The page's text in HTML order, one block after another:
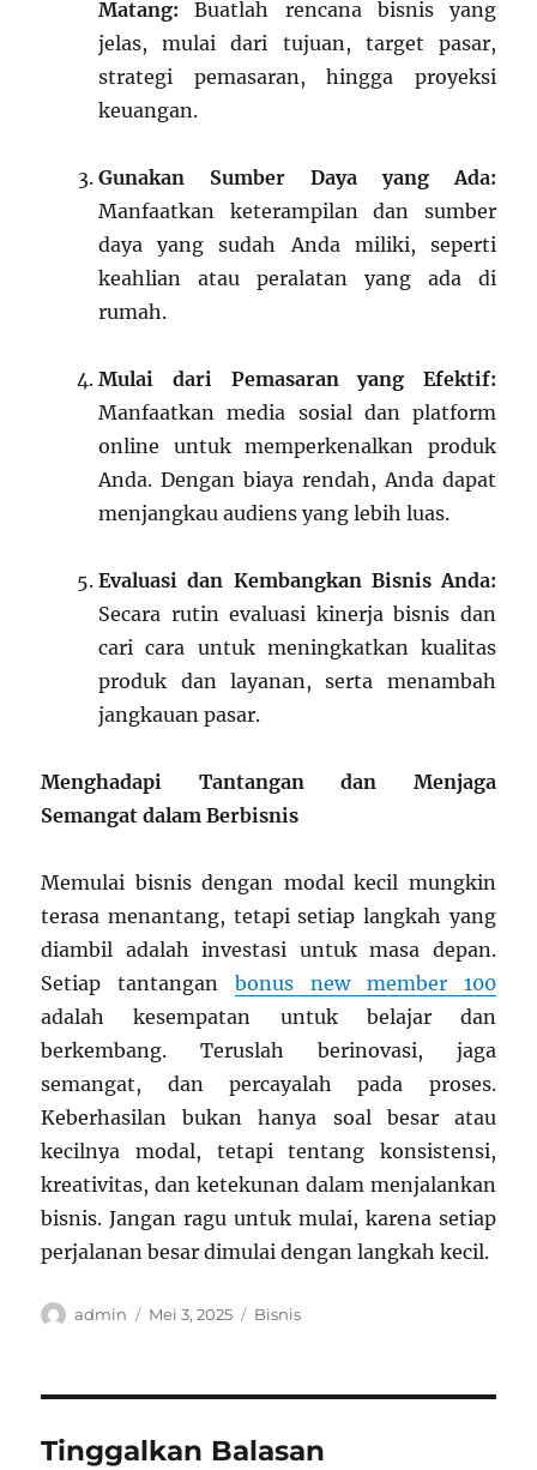
Matang: Buatlah rencana bisnis yang
jelas, mulai dari tujuan, target pasar,
strategi pemasaran, hingga proyeksi
keuangan.
Gunakan Sumber Daya yang Ada:
Manfaatkan keterampilan dan sumber
daya yang sudah Anda miliki, seperti
keahlian atau peralatan yang ada di
rumah.
Mulai dari Pemasaran yang Efektif:
Manfaatkan media sosial dan platform
online untuk memperkenalkan produk
Anda. Dengan biaya rendah, Anda dapat
menjangkau audiens yang lebih luas.
Evaluasi dan Kembangkan Bisnis Anda:
Secara rutin evaluasi kinerja bisnis dan
cari cara untuk meningkatkan kualitas
produk dan layanan, serta menambah
jangkauan pasar.
Menghadapi Tantangan dan Menjaga
Semangat dalam Berbisnis
Memulai bisnis dengan modal kecil mungkin
terasa menantang, tetapi setiap langkah yang
diambil adalah investasi untuk masa depan.
Setiap tantanganbonus new member 100
adalah kesempatan untuk belajar dan
berkembang. Teruslah berinovasi, jaga
semangat, dan percayalah pada proses.
Keberhasilan bukan hanya soal besar atau
kecilnya modal, tetapi tentang konsistensi,
kreativitas, dan ketekunan dalam menjalankan
bisnis. Jangan ragu untuk mulai, karena setiap
perjalanan besar dimulai dengan langkah kecil.
Author
admin
Posted
Mei 3, 2025 Categories
Bisnis
Tinggalkan Balasan